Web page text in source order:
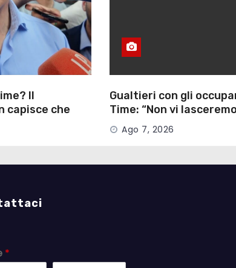
Il
capisce che
Gualtieri con gli
Time: “Non vi
Ago 7, 2026
*